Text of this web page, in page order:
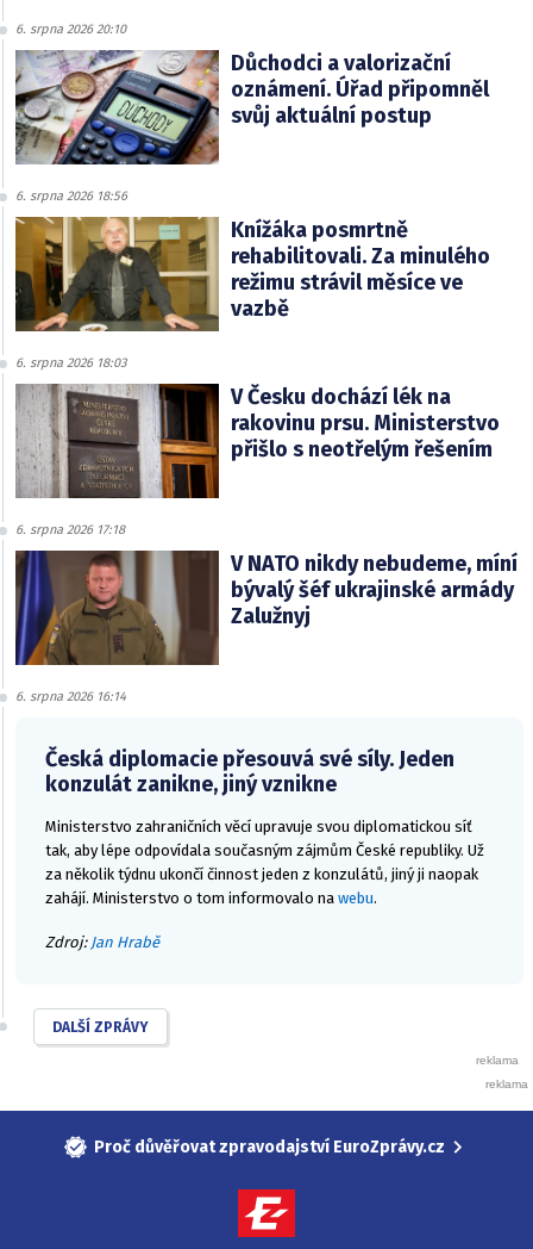
6. srpna 2026 20:10
Důchodci a valorizační
oznámení. Úřad připomněl
svůj aktuální postup
6. srpna 2026 18:56
Knížáka posmrtně
rehabilitovali. Za minulého
režimu strávil měsíce ve
vazbě
6. srpna 2026 18:03
V Česku dochází lék na
rakovinu prsu. Ministerstvo
přišlo s neotřelým řešením
6. srpna 2026 17:18
V NATO nikdy nebudeme, míní
bývalý šéf ukrajinské armády
Zalužnyj
6. srpna 2026 16:14
Česká diplomacie přesouvá své síly. Jeden
konzulát zanikne, jiný vznikne
Ministerstvo zahraničních věcí upravuje svou diplomatickou síť
tak, aby lépe odpovídala současným zájmům České republiky. Už
za několik týdnu ukončí činnost jeden z konzulátů, jiný ji naopak
zahájí. Ministerstvo o tom informovalo na webu.
Zdroj: Jan Hrabě
DALŠÍ ZPRÁVY
Proč důvěřovat zpravodajství EuroZprávy.cz